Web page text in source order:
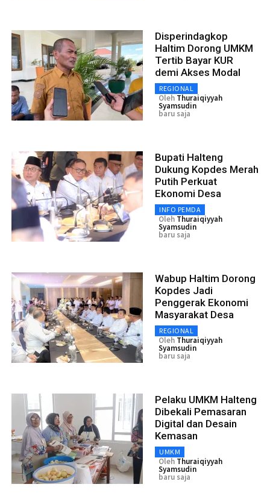
Disperindagkop
Haltim Dorong UMKM
Tertib Bayar KUR
demi Akses Modal
REGIONAL
Oleh Thuraiqiyyah
Syamsudin
baru saja
Bupati Halteng
Dukung Kopdes Merah
Putih Perkuat
Ekonomi Desa
INFO PEMDA
Oleh Thuraiqiyyah
Syamsudin
baru saja
Wabup Haltim Dorong
Kopdes Jadi
Penggerak Ekonomi
Masyarakat Desa
REGIONAL
Oleh Thuraiqiyyah
Syamsudin
baru saja
Pelaku UMKM Halteng
Dibekali Pemasaran
Digital dan Desain
Kemasan
UMKM
Oleh Thuraiqiyyah
Syamsudin
baru saja